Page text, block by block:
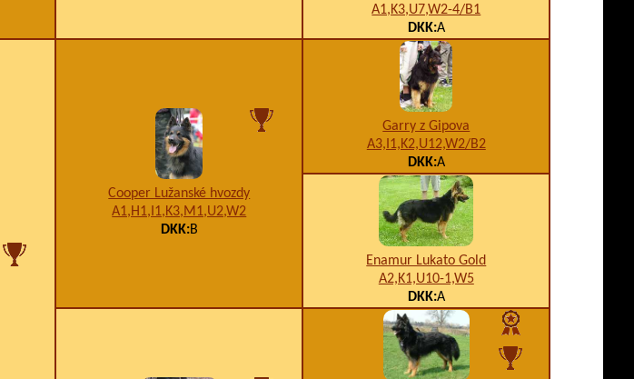
A1,K3,U7,W2-4/B1
DKK:A
Cooper Lužanské hvozdy
A1,H1,I1,K3,M1,U2,W2
DKK:B
Garry z Gipova
A3,I1,K2,U12,W2/B2
DKK:A
Enamur Lukato Gold
A2,K1,U10-1,W5
DKK:A